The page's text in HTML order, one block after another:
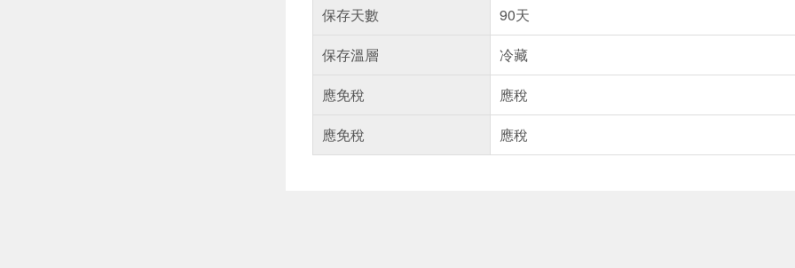
保存天數
90天
保存溫層
冷藏
應免稅
應稅
應免稅
應稅